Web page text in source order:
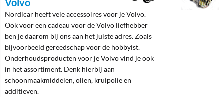
Volvo
Nordicar heeft vele accessoires voor je Volvo.
Ook voor een cadeau voor de Volvo liefhebber
ben je daarom bij ons aan het juiste adres. Zoals
bijvoorbeeld gereedschap voor de hobbyist.
Onderhoudsproducten voor je Volvo vind je ook
in het assortiment. Denk hierbij aan
schoonmaakmiddelen, oliën, kruipolie en
additieven.